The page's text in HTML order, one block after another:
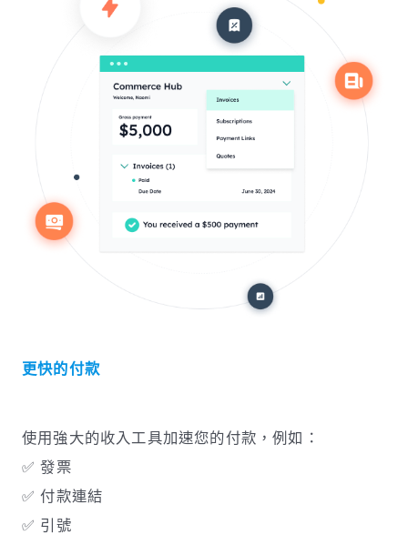
更快的付款
使用強大的收入工具加速您的付款，例如：
✅ 發票
✅ 付款連結
✅ 引號